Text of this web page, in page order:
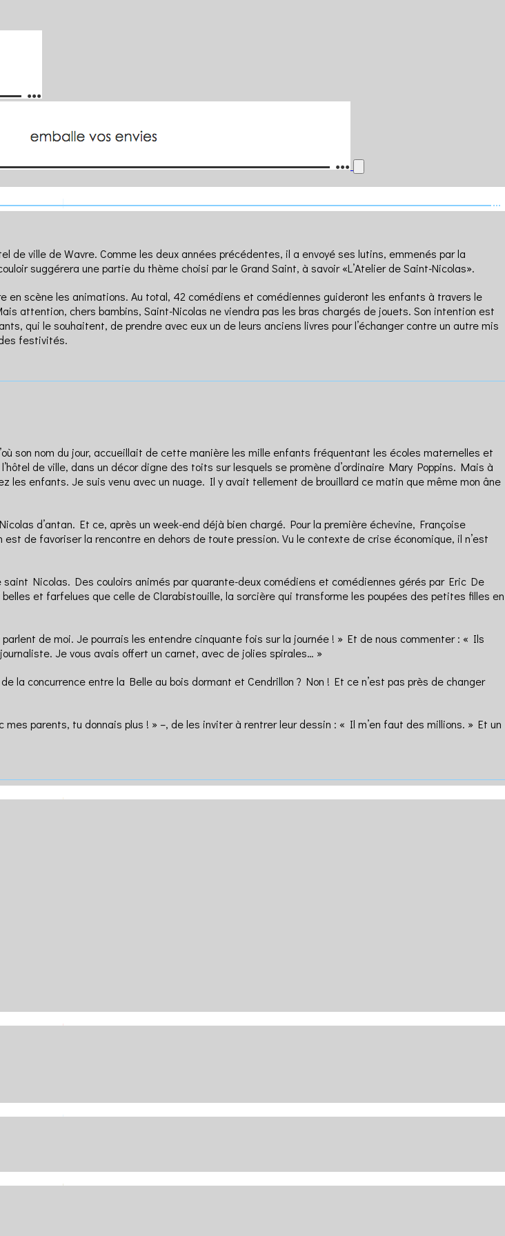
de ville de Wavre. Comme les deux années précédentes, il a envoyé ses lutins, emmenés par la
suggérera une partie du thème choisi par le Grand Saint, à savoir «L’Atelier de Saint-Nicolas».
scène les animations. Au total, 42 comédiens et comédiennes guideront les enfants à travers le
attention, chers bambins, Saint-Nicolas ne viendra pas les bras chargés de jouets. Son intention est
qui le souhaitent, de prendre avec eux un de leurs anciens livres pour l’échanger contre un autre mis
festivités.
son nom du jour, accueillait de cette manière les mille enfants fréquentant les écoles maternelles et
de ville, dans un décor digne des toits sur lesquels se promène d’ordinaire Mary Poppins. Mais à
les enfants. Je suis venu avec un nuage. Il y avait tellement de brouillard ce matin que même mon âne
d’antan. Et ce, après un week-end déjà bien chargé. Pour la première échevine, Françoise
de favoriser la rencontre en dehors de toute pression. Vu le contexte de crise économique, il n’est
Nicolas. Des couloirs animés par quarante-deux comédiens et comédiennes gérés par Eric De
et farfelues que celle de Clarabistouille, la sorcière qui transforme les poupées des petites filles en
de moi. Je pourrais les entendre cinquante fois sur la journée ! » Et de nous commenter : « Ils
Je vous avais offert un carnet, avec de jolies spirales… »
la concurrence entre la Belle au bois dormant et Cendrillon ? Non ! Et ce n’est pas près de changer
parents, tu donnais plus ! » –, de les inviter à rentrer leur dessin : « Il m’en faut des millions. » Et un